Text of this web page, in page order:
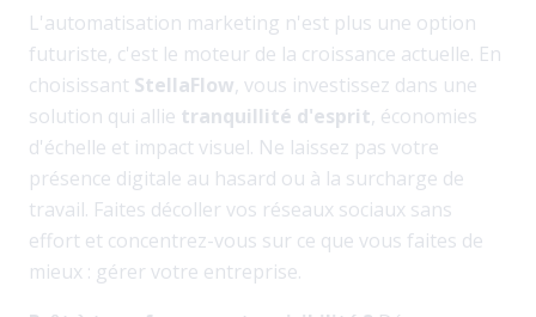
L'automatisation marketing n'est plus une option
futuriste, c'est le moteur de la croissance actuelle. En
choisissant StellaFlow, vous investissez dans une
solution qui allie tranquillité d'esprit, économies
d'échelle et impact visuel. Ne laissez pas votre
présence digitale au hasard ou à la surcharge de
travail. Faites décoller vos réseaux sociaux sans
effort et concentrez-vous sur ce que vous faites de
mieux : gérer votre entreprise.